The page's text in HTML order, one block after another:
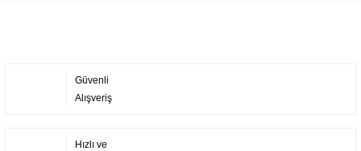
Güvenli
Alışveriş
Hızlı ve